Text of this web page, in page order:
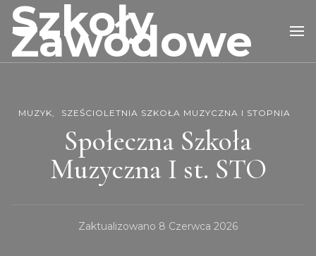
Szkoły
Zawodowe
MUZYK SZEŚCIOLETNIA SZKOŁA MUZYCZNA I STOPNIA
Społeczna Szkoła
Muzyczna I st. STO
Zaktualizowano 8 Czerwca 2026